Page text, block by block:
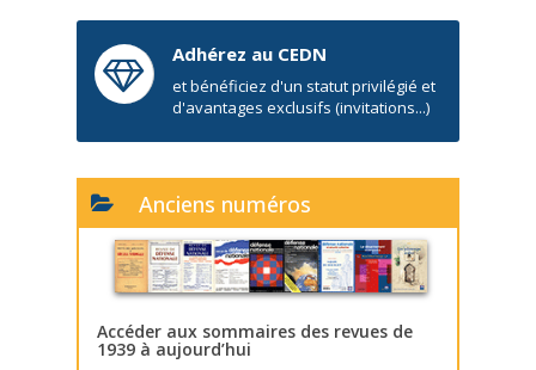
Adhérez au CEDN
et bénéficiez d'un statut privilégié et
d'avantages exclusifs (invitations...)
Anciens numéros
Accéder aux sommaires des revues de
1939 à aujourd’hui